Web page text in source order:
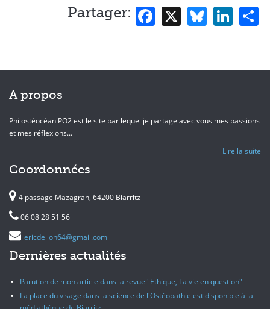
Partager: Facebook
X
A propos
Philostéocéan PO2 est le site par lequel je partage avec vous mes passions
et mes réflexions...
Lire la suite
Coordonnées
4 passage Mazagran, 64200 Biarritz
06 08 28 51 56
ericdelion64@gmail.com
Dernières actualités
Parution de mon article dans la revue "Ethique, La vie en question"
La place du visage dans la science de l'Ostéopathie est disponible à la